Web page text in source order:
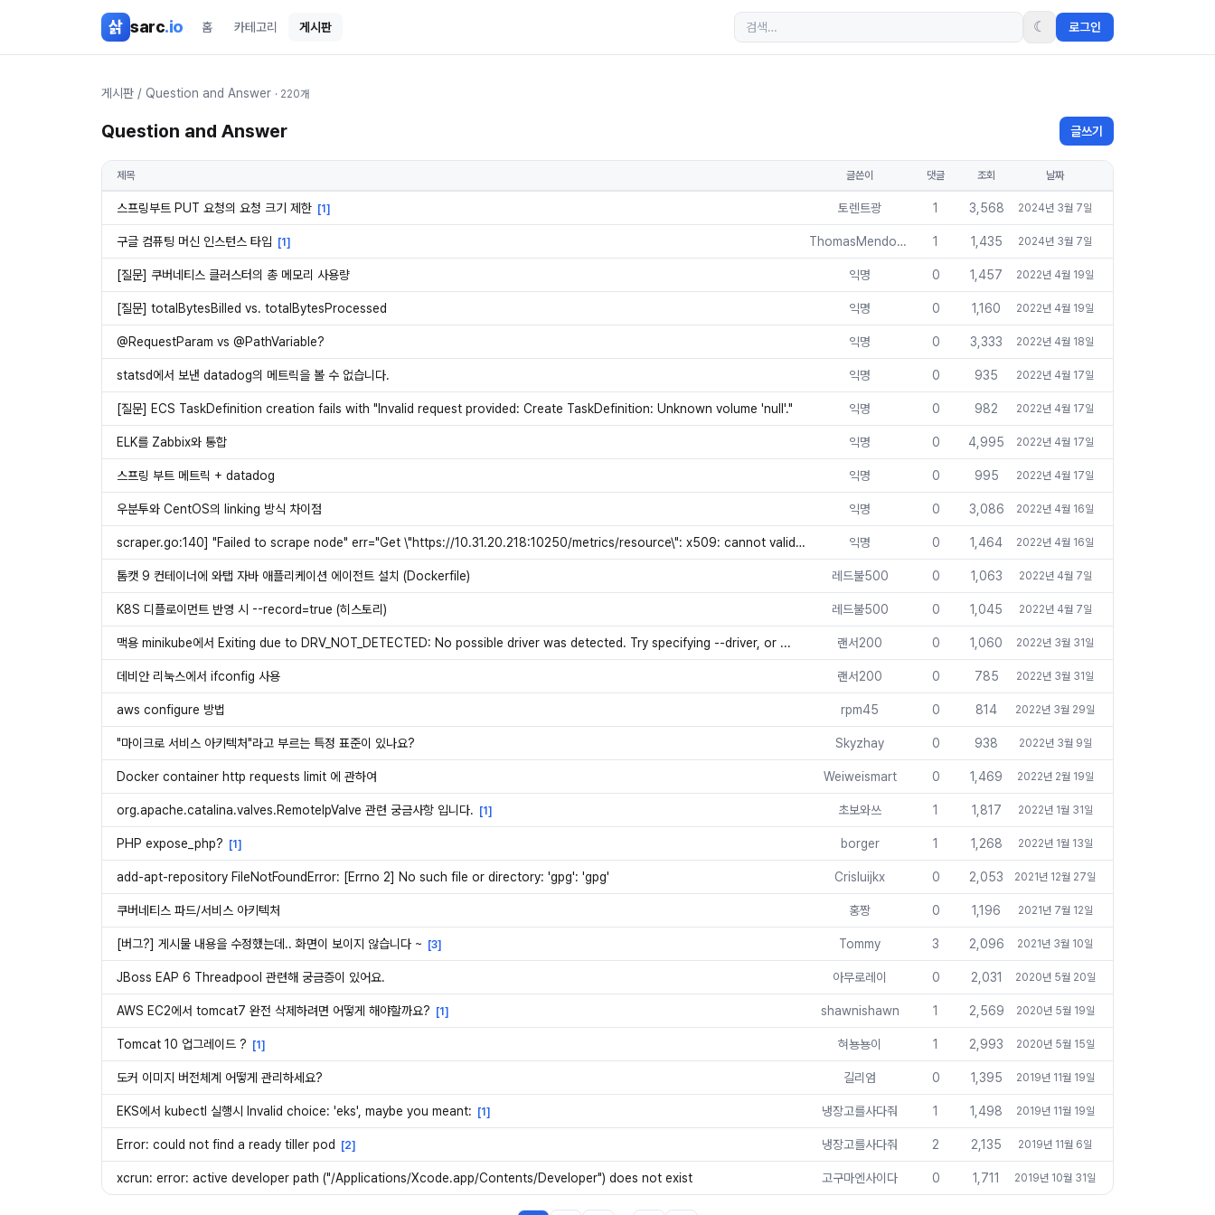
삵 sarc.io 홈 카테고리 게시판 ☾ 로그인
게시판 / Question and Answer · 220개
Question and Answer 글쓰기
제목 글쓴이 댓글 조회 날짜
스프링부트 PUT 요청의 요청 크기 제한 [1 ] 토렌트광 1 3,568 2024년 3월 7일
구글 컴퓨팅 머신 인스턴스 타입 [1 ] ThomasMendoza 1 1,435 2024년 3월 7일
[질문] 쿠버네티스 클러스터의 총 메모리 사용량 익명 0 1,457 2022년 4월 19일
[질문] totalBytesBilled vs. totalBytesProcessed 익명 0 1,160 2022년 4월 19일
@RequestParam vs @PathVariable? 익명 0 3,333 2022년 4월 18일
statsd에서 보낸 datadog의 메트릭을 볼 수 없습니다. 익명 0 935 2022년 4월 17일
[질문] ECS TaskDefinition creation fails with "Invalid request provided: Create TaskDefinition: Unknown volume 'null'." 익명 0 982 2022년 4월 17일
ELK를 Zabbix와 통합 익명 0 4,995 2022년 4월 17일
스프링 부트 메트릭 + datadog 익명 0 995 2022년 4월 17일
우분투와 CentOS의 linking 방식 차이점 익명 0 3,086 2022년 4월 16일
scraper.go:140] "Failed to scrape node" err="Get \"https://10.31.20.218:10250/metrics/resource\": x509: cannot validate 익명 0 1,464 2022년 4월 16일
톰캣 9 컨테이너에 와탭 자바 애플리케이션 에이전트 설치 (Dockerfile) 레드불500 0 1,063 2022년 4월 7일
K8S 디플로이먼트 반영 시 --record=true (히스토리) 레드불500 0 1,045 2022년 4월 7일
맥용 minikube에서 Exiting due to DRV_NOT_DETECTED: No possible driver was detected. Try specifying --driver, or ... 랜서200 0 1,060 2022년 3월 31일
데비안 리눅스에서 ifconfig 사용 랜서200 0 785 2022년 3월 31일
aws configure 방법 rpm45 0 814 2022년 3월 29일
"마이크로 서비스 아키텍처"라고 부르는 특정 표준이 있나요? Skyzhay 0 938 2022년 3월 9일
Docker container http requests limit 에 관하여 Weiweismart 0 1,469 2022년 2월 19일
org.apache.catalina.valves.RemoteIpValve 관련 궁금사항 입니다. [1 ] 초보와쓰 1 1,817 2022년 1월 31일
PHP expose_php? [1 ] borger 1 1,268 2022년 1월 13일
add-apt-repository FileNotFoundError: [Errno 2] No such file or directory: 'gpg': 'gpg' Crisluijkx 0 2,053 2021년 12월 27일
쿠버네티스 파드/서비스 아키텍처 홍짱 0 1,196 2021년 7월 12일
[버그?] 게시물 내용을 수정했는데.. 화면이 보이지 않습니다 ~ [3] Tommy 3 2,096 2021년 3월 10일
JBoss EAP 6 Threadpool 관련해 궁금증이 있어요. 아무로레이 0 2,031 2020년 5월 20일
AWS EC2에서 tomcat7 완전 삭제하려면 어떻게 해야할까요? [1 ] shawnishawn 1 2,569 2020년 5월 19일
Tomcat 10 업그레이드 ? [1 ] 혀뇽뇽이 1 2,993 2020년 5월 15일
도커 이미지 버전체계 어떻게 관리하세요? 길리엄 0 1,395 2019년 11월 19일
EKS에서 kubectl 실행시 Invalid choice: 'eks', maybe you meant: [1 ] 냉장고를사다줘 1 1,498 2019년 11월 19일
Error: could not find a ready tiller pod [2] 냉장고를사다줘 2 2,135 2019년 11월 6일
xcrun: error: active developer path ("/Applications/Xcode.app/Contents/Developer") does not exist 고구마엔사이다 0 1,711 2019년 10월 31일